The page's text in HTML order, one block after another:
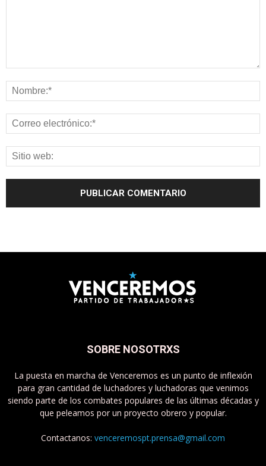
SOBRE NOSOTRXS
La puesta en marcha de Venceremos es un punto de inflexión
para gran cantidad de luchadores y luchadoras que venimos
siendo parte de los combates populares de las últimas décadas y
que peleamos por un proyecto obrero y popular.
Contactanos: venceremospt.prensa@gmail.com